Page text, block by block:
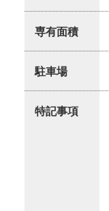
専有面積
駐車場
特記事項